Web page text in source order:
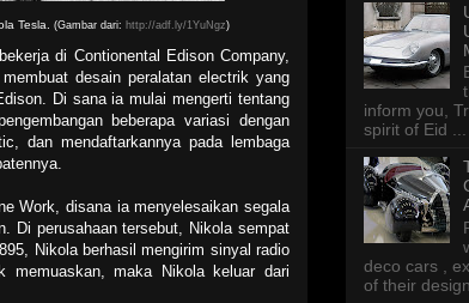
Tesla. (Gambar dari: http://adf.ly/1YuNgz)
di Contionental Edison Company,
desain peralatan electrik yang
Di sana ia mulai mengerti tentang
beberapa variasi dengan
dan mendaftarkannya pada lembaga
Work, disana ia menyelesaikan segala
Di perusahaan tersebut, Nikola sempat
Nikola berhasil mengirim sinyal radio
maka Nikola keluar dari
inform you,
spirit of Eid ...
deco cars ,
of their